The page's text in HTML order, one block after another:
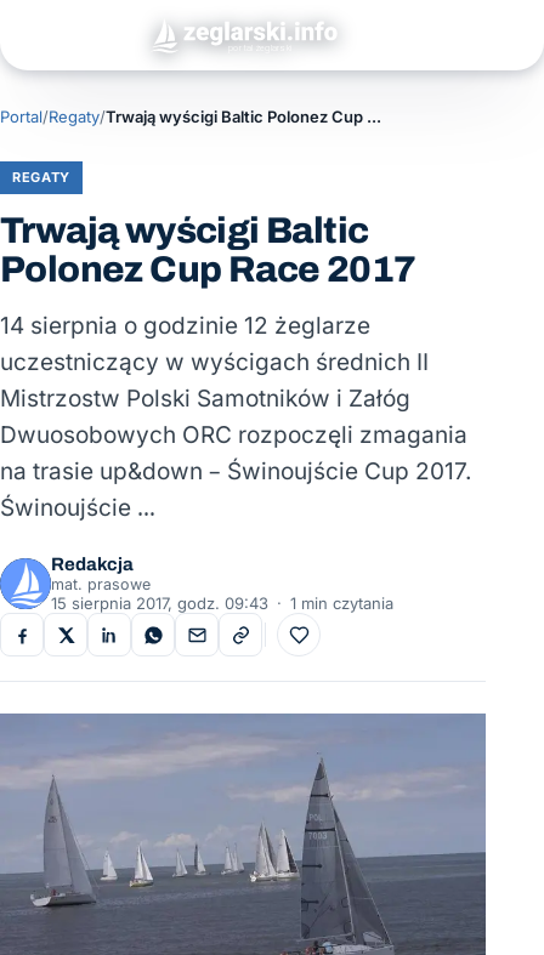
Portal/Regaty/ Trwają wyścigi Baltic Polonez Cup Race 2017
REGATY
Trwają wyścigi Baltic
Polonez Cup Race 2017
14 sierpnia o godzinie 12 żeglarze
uczestniczący w wyścigach średnich II
Mistrzostw Polski Samotników i Załóg
Dwuosobowych ORC rozpoczęli zmagania
na trasie up&down – Świnoujście Cup 2017.
Świnoujście …
Redakcja
mat. prasowe
15 sierpnia 2017, godz. 09:43 · 1 min czytania
Do ulubionych